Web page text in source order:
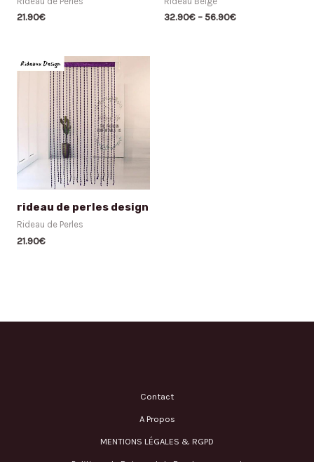
21.90€ 32.90€ –56.90€
rideau de perles design
Rideau de Perles
21.90€
Contact
A Propos
MENTIONS LÉGALES & RGPD